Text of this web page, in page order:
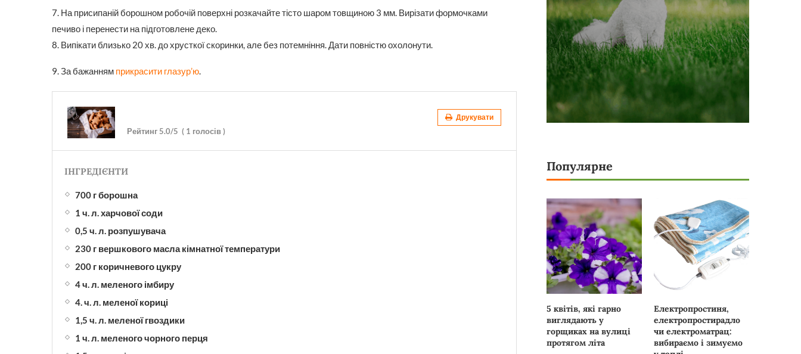
7. На присипаній борошном робочій поверхні розкачайте тісто шаром товщиною 3 мм. Вирізати формочками
печиво і перенести на підготовлене деко.
8. Випікати близько 20 хв. до хрусткої скоринки, але без потемніння. Дати повністю охолонути.
9. За бажанням прикрасити глазур’ю.
Друкувати
Рейтинг 5.0/5 ( 1 голосів )
ІНГРЕДІЄНТИ
700 г борошна
1 ч. л. харчової соди
0,5 ч. л. розпушувача
230 г вершкового масла кімнатної температури
200 г коричневого цукру
4 ч. л. меленого імбиру
4. ч. л. меленої кориці
1,5 ч. л. меленої гвоздики
1 ч. л. меленого чорного перця
Популярне
5 квітів, які гарно
виглядають у
горщиках на вулиці
протягом літа
Електропростиня,
електропростирадло
чи електроматрац:
вибираємо і зимуємо